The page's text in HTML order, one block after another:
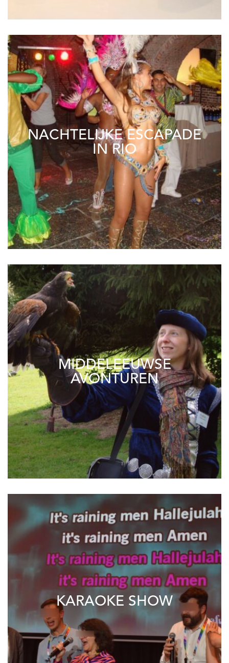
NACHTELIJKE ESCAPADE
IN RIO
MIDDELEEUWSE
AVONTUREN
KARAOKE SHOW